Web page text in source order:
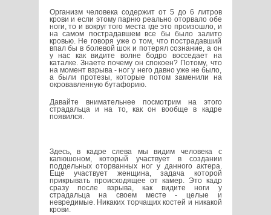
Организм человека содержит от 5 до 6 литров
крови и если этому парню реально оторвало обе
ноги, то и вокруг того места где это произошло, и
на самом пострадавшем все бы было залито
кровью. Не говоря уже о том, что пострадавший
впал бы в болевой шок и потерял сознание, а он
у нас как видите волне бодро восседает на
каталке. Знаете почему он спокоен? Потому, что
на момент взрыва - ног у него давно уже не было,
а были протезы, которые потом заменили на
окровавленную бутафорию.
Давайте внимательнее посмотрим на этого
страдальца и на то, как он вообще в кадре
появился.
Здесь, в кадре слева мы видим человека с
капюшоном, который участвует в создании
поддельных оторванных ног у данного актера.
Еще участвует женщина, задача которой
прикрывать происходящее от камер. Это кадр
сразу после взрыва, как видите ноги у
страдальца на своем месте - целые и
невредимые. Никаких торчащих костей и никакой
крови.